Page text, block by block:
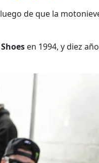
de que la
Shoes en 1994, y diez